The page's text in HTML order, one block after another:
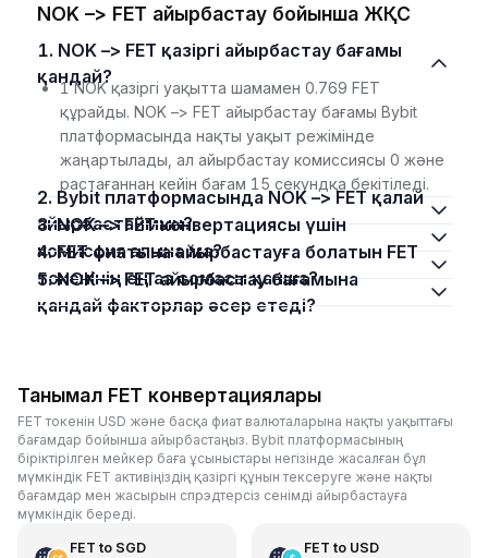
NOK –> FET айырбастау бойынша ЖҚС
1. NOK –> FET қазіргі айырбастау бағамы
қандай?
1 NOK қазіргі уақытта шамамен 0.769 FET
құрайды. NOK –> FET айырбастау бағамы Bybit
платформасында нақты уақыт режімінде
жаңартылады, ал айырбастау комиссиясы 0 және
растағаннан кейін бағам 15 секундқа бекітіледі.
2. Bybit платформасында NOK –> FET қалай
айырбастаймын?
3. NOK –> FET конвертациясы үшін
комиссия алына ма?
4. FET фиатына айырбастауға болатын FET
токенінің ең аз сомасы қанша?
5. NOK –> FET айырбастау бағамына
қандай факторлар әсер етеді?
Танымал FET конвертациялары
FET токенін USD және басқа фиат валюталарына нақты уақыттағы
бағамдар бойынша айырбастаңыз. Bybit платформасының
біріктірілген мейкер баға ұсыныстары негізінде жасалған бұл
мүмкіндік FET активіңіздің қазіргі құнын тексеруге және нақты
бағамдар мен жасырын спрэдтерсіз сенімді айырбастауға
мүмкіндік береді.
FET to SGD FET to USD